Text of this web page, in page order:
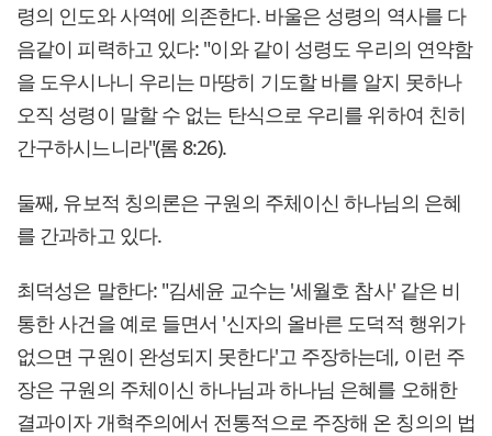
령의 인도와 사역에 의존한다. 바울은 성령의 역사를 다
음같이 피력하고 있다: "이와 같이 성령도 우리의 연약함
을 도우시나니 우리는 마땅히 기도할 바를 알지 못하나
오직 성령이 말할 수 없는 탄식으로 우리를 위하여 친히
간구하시느니라"(롬 8:26).
둘째, 유보적 칭의론은 구원의 주체이신 하나님의 은혜
를 간과하고 있다.
최덕성은 말한다: "김세윤 교수는 '세월호 참사' 같은 비
통한 사건을 예로 들면서 '신자의 올바른 도덕적 행위가
없으면 구원이 완성되지 못한다'고 주장하는데, 이런 주
장은 구원의 주체이신 하나님과 하나님 은혜를 오해한
결과이자 개혁주의에서 전통적으로 주장해 온 칭의의 법